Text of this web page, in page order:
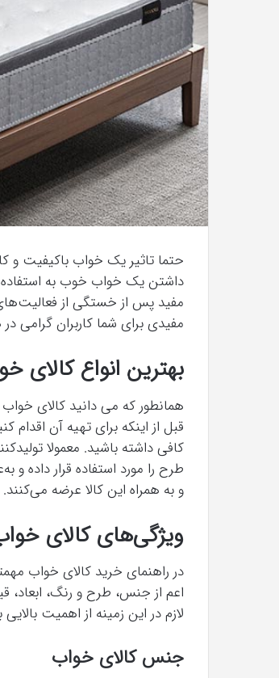
حتما تاثیر یک خواب باکیفیت و
داشتن یک خواب خوب به استفاده
مفید پس از خستگی از فعالیت‌های
مفیدی برای شما کاربران گرامی
بهترین انواع کالای
همانطور که می دانید کالای
قبل از اینکه برای تهیه آن
کافی داشته باشید. معمولا
طرح را مورد استفاده قرار داده
و به همراه این کالا عرضه می‌کنند.
ویژگی‌های کالای
در راهنمای خرید کالای خواب
اعم از جنس، طرح و رنگ، ابعاد،
لازم در این زمینه از اهمیت
جنس کالای خواب
با
حیوانات
وحشی
!
تیر 13, 1397
رابطه جنسی این دختر